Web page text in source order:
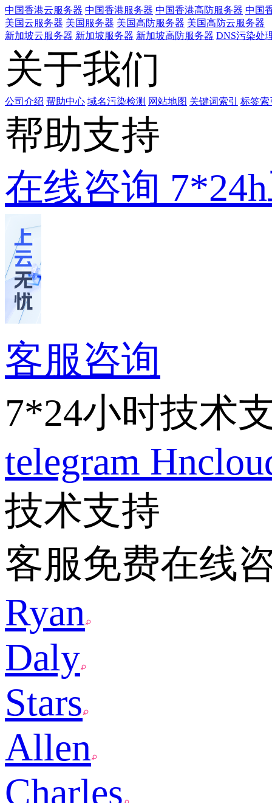
中国香港云服务器 中国香港服务器 中国香港高防服务器 中国
美国云服务器 美国服务器 美国高防服务器 美国高防云服务器
新加坡云服务器 新加坡服务器 新加坡高防服务器 DNS污染处
关于我们
公司介绍 帮助中心 域名污染检测 网站地图 关键词索引 标签索
帮助支持
在线咨询
客服咨询
7*24小时技术
telegram
技术支持
客服免费在线
Ryan
Daly
Stars
Allen
Charles